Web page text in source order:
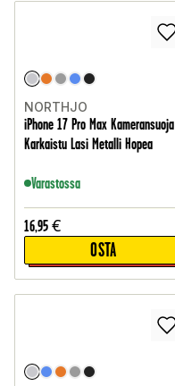
NORTHJO
iPhone 17 Pro Max Kameransuoja
Karkaistu Lasi Metalli Hopea
Varastossa
16,95 €
OSTA